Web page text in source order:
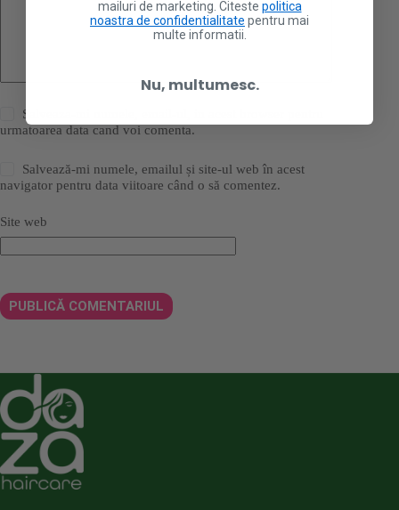
Salveaza-mi numele, email-ul, in acest browser pentru
urmatoarea data cand voi comenta.
Salvează-mi numele, emailul și site-ul web în acest
navigator pentru data viitoare când o să comentez.
Site web
PUBLICĂ COMENTARIUL
mailuri de marketing. Citeste politica
noastra de confidentialitate pentru mai
multe informatii.
Nu, multumesc.